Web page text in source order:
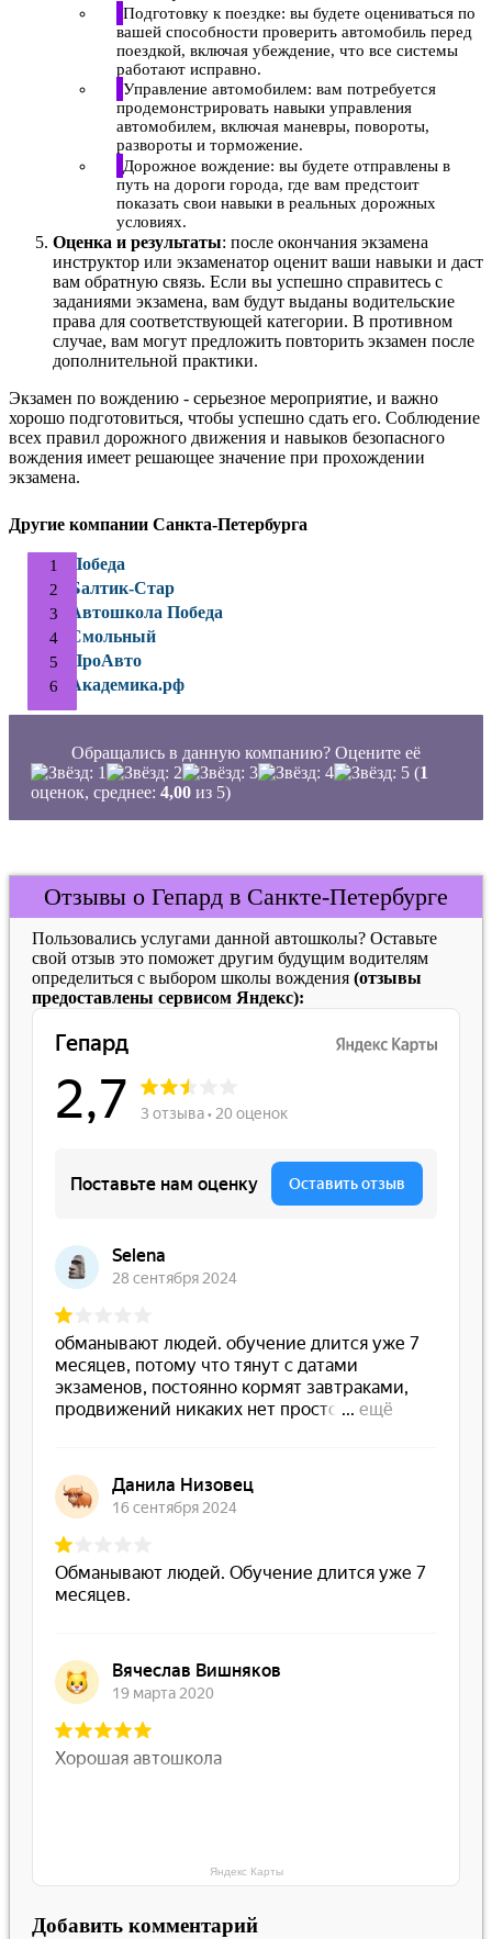
Подготовку к поездке: вы будете оцениваться по
вашей способности проверить автомобиль перед
поездкой, включая убеждение, что все системы
работают исправно.
Управление автомобилем: вам потребуется
продемонстрировать навыки управления
автомобилем, включая маневры, повороты,
развороты и торможение.
Дорожное вождение: вы будете отправлены в
путь на дороги города, где вам предстоит
показать свои навыки в реальных дорожных
условиях.
Оценка и результаты: после окончания экзамена
инструктор или экзаменатор оценит ваши навыки и даст
вам обратную связь. Если вы успешно справитесь с
заданиями экзамена, вам будут выданы водительские
права для соответствующей категории. В противном
случае, вам могут предложить повторить экзамен после
дополнительной практики.
Экзамен по вождению - серьезное мероприятие, и важно
хорошо подготовиться, чтобы успешно сдать его. Соблюдение
всех правил дорожного движения и навыков безопасного
вождения имеет решающее значение при прохождении
экзамена.
Другие компании Санкта-Петербурга
Победа
Балтик-Стар
Автошкола Победа
Смольный
ПроАвто
Академика.рф
Обращались в данную компанию? Оцените её
(1
оценок, среднее: 4,00 из 5)
Отзывы о Гепард в Санкте-Петербурге
Пользовались услугами данной автошколы? Оставьте
свой отзыв это поможет другим будущим водителям
определиться с выбором школы вождения (отзывы
предоставлены сервисом Яндекс):
Яндекс Карты
Добавить комментарий